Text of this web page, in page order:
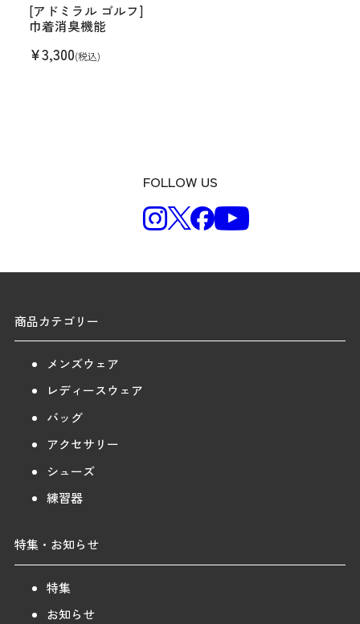
[アドミラル ゴルフ]
巾着消臭機能
¥3,300(税込)
FOLLOW US
商品カテゴリー
メンズウェア
レディースウェア
バッグ
アクセサリー
シューズ
練習器
特集・お知らせ
特集
お知らせ